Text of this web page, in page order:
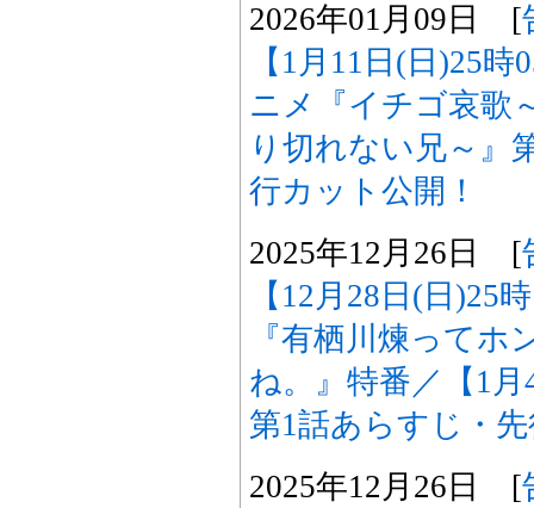
2026年01月09日 [
【1月11日(日)25
ニメ『イチゴ哀歌
り切れない兄～
行カット公開！
2025年12月26日 [
【12月28日(日)25
『有栖川煉ってホ
ね。』特番／【1
第1話あらすじ・
2025年12月26日 [